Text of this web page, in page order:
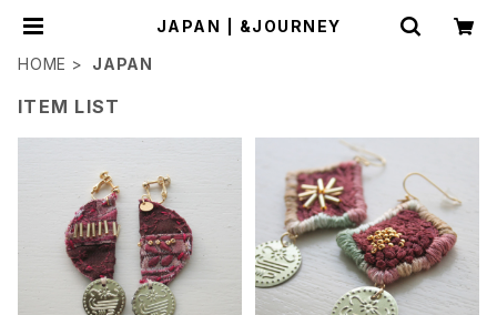
JAPAN | &JOURNEY
HOME
JAPAN
ITEM LIST